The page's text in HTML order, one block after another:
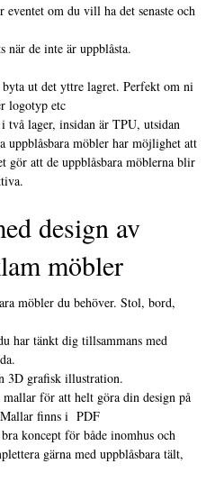
om du vill ha det senaste och
när de inte är uppblåsta.
ut det yttre lagret. Perfekt om ni
logotyp etc
lager, insidan är TPU, utsidan
möbler har möjlighet att
att de uppblåsbara möblerna blir
design av
möbler
möbler du behöver. Stol, bord,
har tänkt dig tillsammans med
3D grafisk illustration.
mallar för att helt göra din design på
Mallar finns i PDF
koncept för både inomhus och
gärna med uppblåsbara tält,